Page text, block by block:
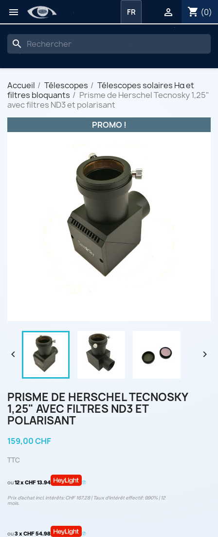
 shopping_cart (0)

FR
search
Accueil Télescopes
Télescopes solaires Hα et
filtres bloquants
Prisme de Herschel Tecnosky 1,25"
avec filtres ND3 et polarisant
PROMO !
 
PRISME DE HERSCHEL TECNOSKY
1,25" AVEC FILTRES ND3 ET
POLARISANT
159,00 CHF
TTC
ou12 x CHF 13.94
Prix d’achat incl. intérêts: CHF 167.28 | Taux d‘intérêt effectif: 9.90% | 12
mois.
ou3 x CHF 54.98